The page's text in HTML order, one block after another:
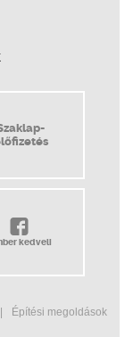
kedveli
Építési megoldások